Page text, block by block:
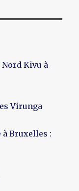
Kivu à
Virunga
Bruxelles :